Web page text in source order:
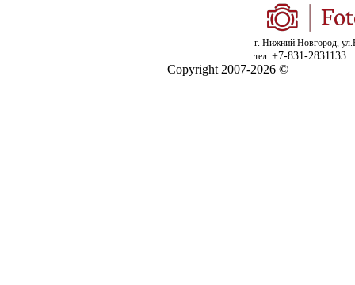
г. Нижний Новгород,
тел: +7-831-2831133
Copyright 2007-2026 ©